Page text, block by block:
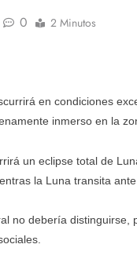
0 2 Minutos
en condiciones
inmerso en la
un eclipse total de
la Luna transita
no debería